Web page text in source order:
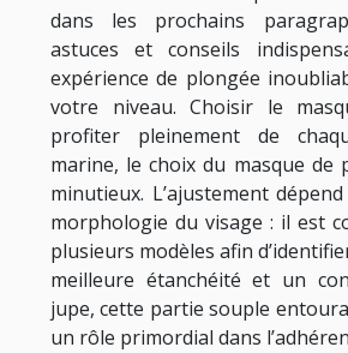
dans les prochains
astuces et conseils
expérience de plongée
votre niveau. Choisir le
profiter pleinement de
marine, le choix du masque de
minutieux. L’ajustement
morphologie du visage : il est
plusieurs modèles afin
meilleure étanchéité et un
jupe, cette partie souple
un rôle primordial dans